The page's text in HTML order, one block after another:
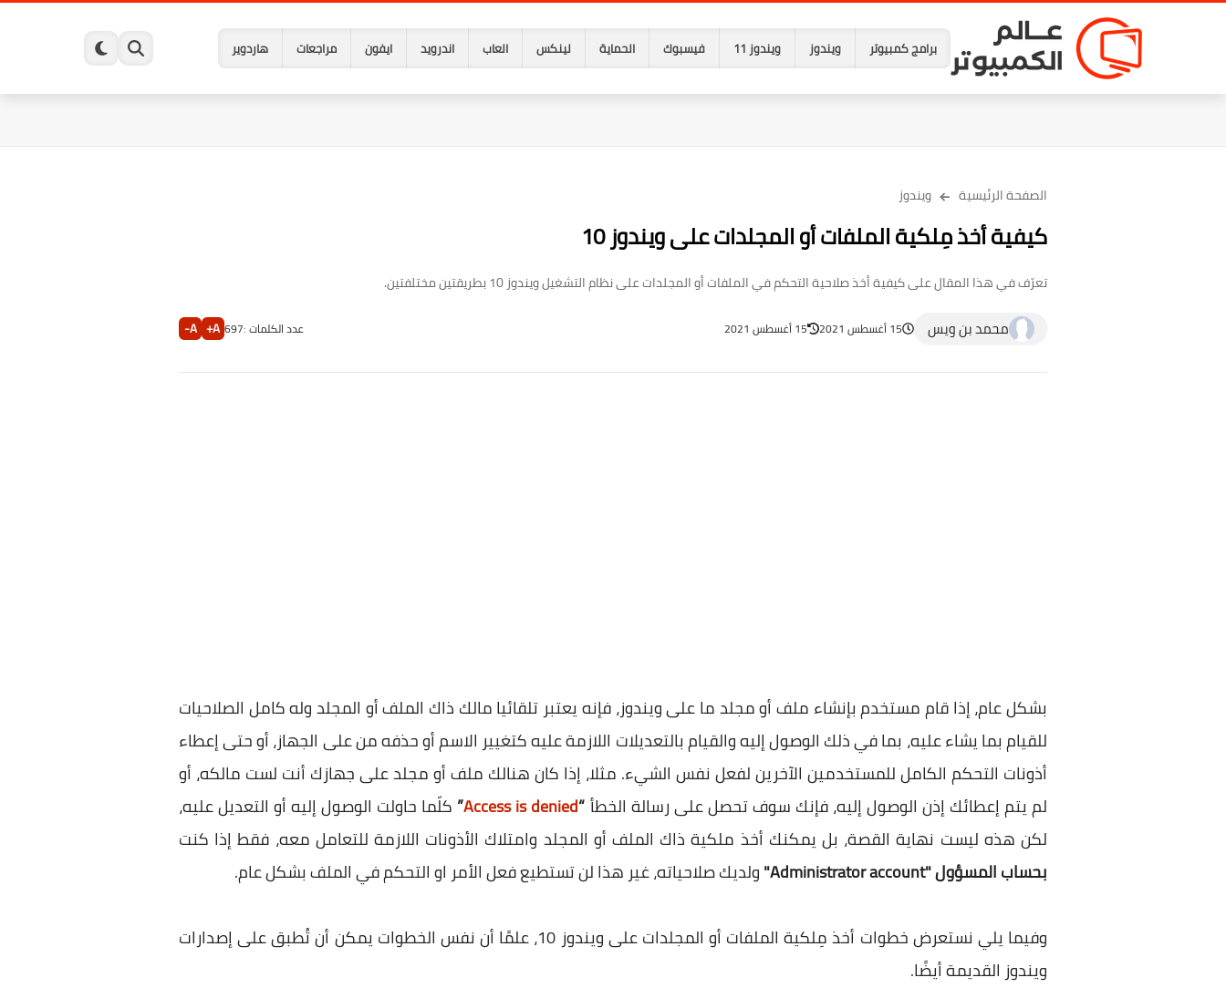
برامج كمبيوتر ويندوز ويندوز 11 فيسبوك الحماية لينكس العاب اندرويد ايفون مراجعات هاردوير
الصفحة الرئيسية ويندوز
كيفية أخذ مِلكية الملفات أو المجلدات على ويندوز 10
تعرّف في هذا المقال على كيفية أخذ صلاحية التحكم في الملفات أو المجلدات على نظام التشغيل ويندوز 10 بطريقتين مختلفتين.
محمد بن ويس 15 أغسطس 2021 15 أغسطس 2021 عدد الكلمات :697
A+
A-
بشكل عام، إذا قام مستخدم بإنشاء ملف أو مجلد ما على ويندوز، فإنه يعتبر تلقائيا مالك ذاك الملف أو المجلد وله كامل الصلاحيات
للقيام بما يشاء عليه، بما في ذلك الوصول إليه والقيام بالتعديلات اللازمة عليه كتغيير الاسم أو حذفه من على الجهاز، أو حتى إعطاء
أذونات التحكم الكامل للمستخدمين الآخرين لفعل نفس الشيء. مثلا، إذا كان هنالك ملف أو مجلد على جهازك أنت لست مالكه، أو
لم يتم إعطائك إذن الوصول إليه، فإنك سوف تحصل على رسالة الخطأ“
Access is denied
” كلّما حاولت الوصول إليه أو التعديل عليه،
لكن هذه ليست نهاية القصة، بل يمكنك أخذ ملكية ذاك الملف أو المجلد وامتلاك الأذونات اللازمة للتعامل معه، فقط إذا كنت
بحساب المسؤول "Administrator account"
ولديك صلاحياته، غير هذا لن تستطيع فعل الأمر او التحكم في الملف بشكل عام.
وفيما يلي نستعرض خطوات أخذ مِلكية الملفات أو المجلدات على ويندوز 10، علمًا أن نفس الخطوات يمكن أن تُطبق على إصدارات
ويندوز القديمة أيضًا.